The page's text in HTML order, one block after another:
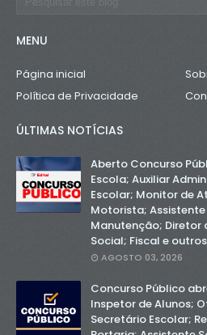
MENU
Página inicial
Política de Privacidade
ÚLTIMAS NOTÍCIAS
Aberto Concurso
Escola; Auxiliar
Escolar; Monitor de
Motorista;
Manutenção; Diretor
Social; Fiscal e
AGOSTO 03, 2026
Concurso Público
Inspetor de Alunos;
Secretário Escolar;